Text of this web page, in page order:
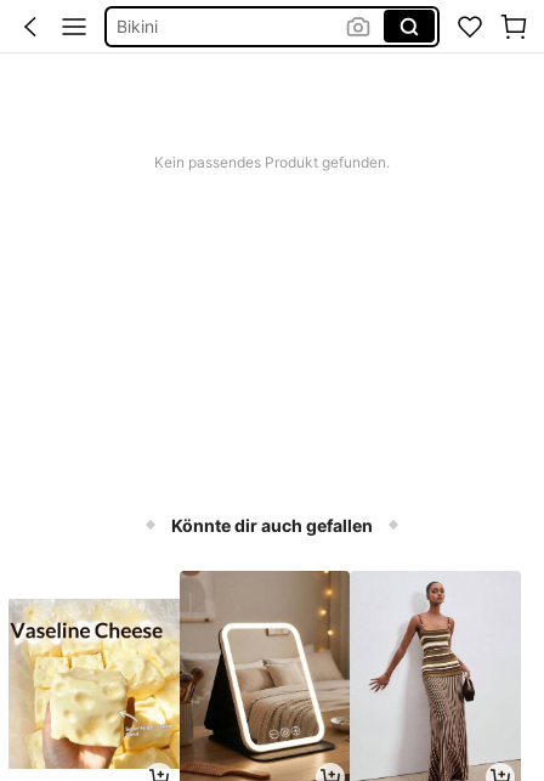
Kleid Baumwolle
Kein passendes Produkt gefunden.
Könnte dir auch gefallen